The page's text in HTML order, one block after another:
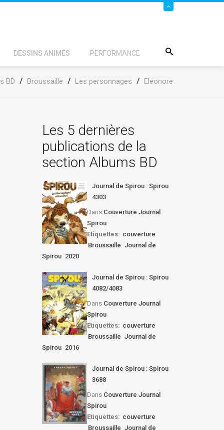
DESSINS ANIMÉS PERFORMANCE
BD / Broussaille / Les personnages / Eléonore
Les 5 dernières
publications de la
section Albums BD
Journal de Spirou : Spirou
4303
Dans Couverture Journal
Spirou
Etiquettes: couverture
Broussaille Journal de
Spirou 2020
Journal de Spirou : Spirou
4082/4083
Dans Couverture Journal
Spirou
Etiquettes: couverture
Broussaille Journal de
Spirou 2016
Journal de Spirou : Spirou
3688
Dans Couverture Journal
Spirou
Etiquettes: couverture
Broussaille Journal de